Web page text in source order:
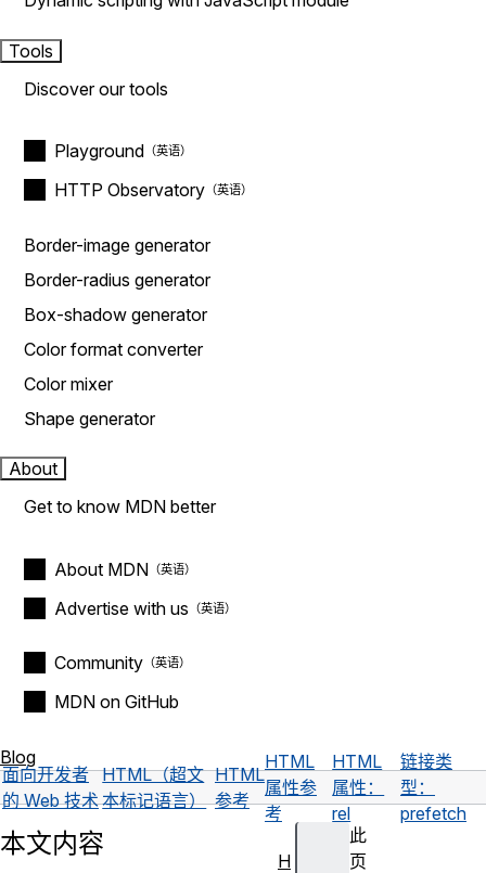
Tools
Discover our tools
Playground
HTTP Observatory
Border-image generator
Border-radius generator
Box-shadow generator
Color format converter
Color mixer
Shape generator
About
Get to know MDN better
About MDN
Advertise with us
Community
MDN on GitHub
Blog
面向开发者
的 Web 技术
HTML（超文
本标记语言）
HTML
参考
HTML
属性参
考
HTML
属性：
rel
链接类
型：
prefetch
此
页
本文内容
H